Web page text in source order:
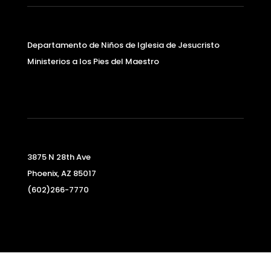
Departamento de Niños de Iglesia de Jesucristo
Ministerios a los Pies del Maestro
3875 N 28th Ave
Phoenix, AZ 85017
(602)266-7770